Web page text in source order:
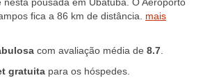
fica a 86 km de distância. mais
com avaliação média de 8.7
gratuita para os hóspedes.